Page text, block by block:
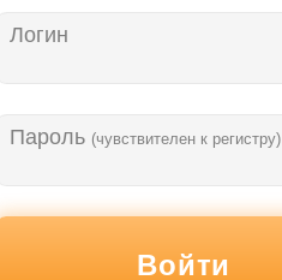
Логин
Пароль (чувствителен к регистру)